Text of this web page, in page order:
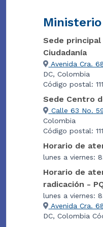
Sede
Ciudadanía
Avenida Cra.
DC, Colombia
Código postal:
Sede Centro
Calle 63 No.
Colombia
Código postal:
Horario de
lunes a viernes:
Horario de
radicación -
lunes a viernes:
Avenida Cra.
DC, Colombia